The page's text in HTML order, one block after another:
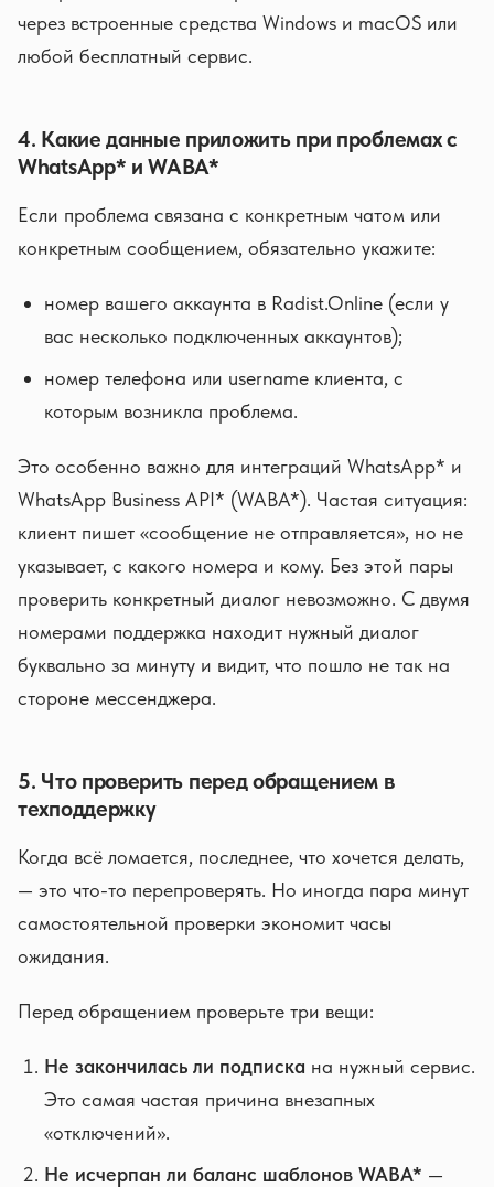
через встроенные средства Windows и macOS или
любой бесплатный сервис.
4. Какие данные приложить при проблемах с
WhatsApp* и WABA*
Если проблема связана с конкретным чатом или
конкретным сообщением, обязательно укажите:
номер вашего аккаунта в Radist.Online (если у
вас несколько подключенных аккаунтов);
номер телефона или username клиента, с
которым возникла проблема.
Это особенно важно для интеграций WhatsApp* и
WhatsApp Business API* (WABA*). Частая ситуация:
клиент пишет «сообщение не отправляется», но не
указывает, с какого номера и кому. Без этой пары
проверить конкретный диалог невозможно. С двумя
номерами поддержка находит нужный диалог
буквально за минуту и видит, что пошло не так на
стороне мессенджера.
5. Что проверить перед обращением в
техподдержку
Когда всё ломается, последнее, что хочется делать,
— это что-то перепроверять. Но иногда пара минут
самостоятельной проверки экономит часы
ожидания.
Перед обращением проверьте три вещи:
Не закончилась ли подписка на нужный сервис.
Это самая частая причина внезапных
«отключений».
Не исчерпан ли баланс шаблонов WABA* —